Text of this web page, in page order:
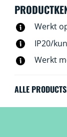
Werkt
IP20/
Werkt
ALLE